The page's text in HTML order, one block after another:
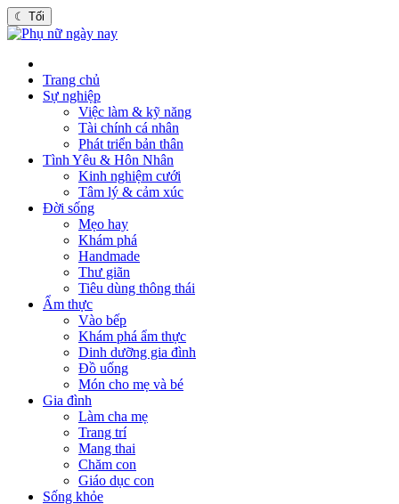
☾ Tối
Trang chủ
Sự nghiệp
Việc làm & kỹ năng
Tài chính cá nhân
Phát triển bản thân
Tình Yêu & Hôn Nhân
Kinh nghiệm cưới
Tâm lý & cảm xúc
Đời sống
Mẹo hay
Khám phá
Handmade
Thư giãn
Tiêu dùng thông thái
Ẩm thực
Vào bếp
Khám phá ẩm thực
Dinh dưỡng gia đình
Đồ uống
Món cho mẹ và bé
Gia đình
Làm cha mẹ
Trang trí
Mang thai
Chăm con
Giáo dục con
Sống khỏe